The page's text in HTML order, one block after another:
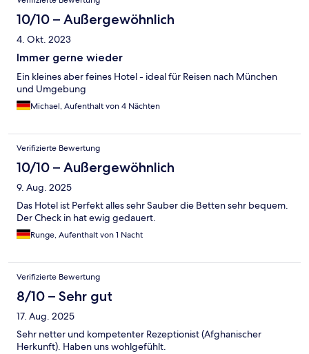
10/10 – Außergewöhnlich
4. Okt. 2023
Immer gerne wieder
Ein kleines aber feines Hotel - ideal für Reisen nach München
und Umgebung
Michael, Aufenthalt von 4 Nächten
Verifizierte Bewertung
10/10 – Außergewöhnlich
9. Aug. 2025
Das Hotel ist Perfekt alles sehr Sauber die Betten sehr bequem.
Der Check in hat ewig gedauert.
Runge, Aufenthalt von 1 Nacht
Verifizierte Bewertung
8/10 – Sehr gut
17. Aug. 2025
Sehr netter und kompetenter Rezeptionist (Afghanischer
Herkunft). Haben uns wohlgefühlt.